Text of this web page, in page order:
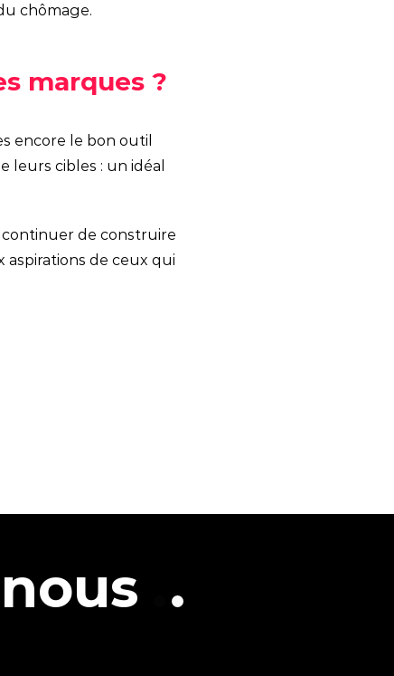
chômage.
marques ?
encore le bon outil
leurs cibles : un idéal
de construire
de ceux qui